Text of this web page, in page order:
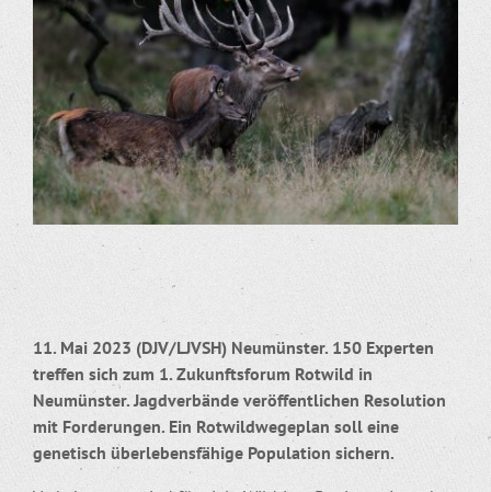
Bild
11. Mai 2023 (DJV/LJVSH) Neumünster. 150 Experten
treffen sich zum 1. Zukunftsforum Rotwild in
Neumünster. Jagdverbände veröffentlichen Resolution
mit Forderungen. Ein Rotwildwegeplan soll eine
genetisch überlebensfähige Population sichern.